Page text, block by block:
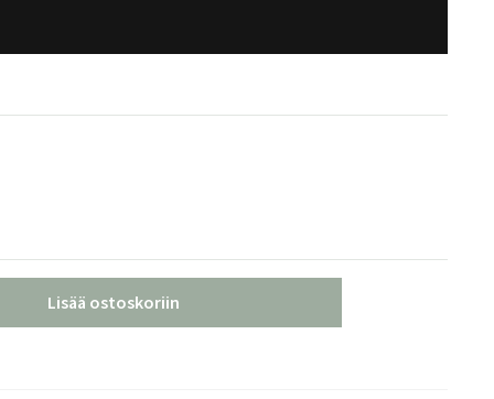
Lisää ostoskoriin